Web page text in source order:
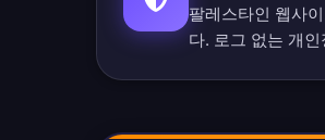
팔레스타인 웹사
다. 로그 없는 개